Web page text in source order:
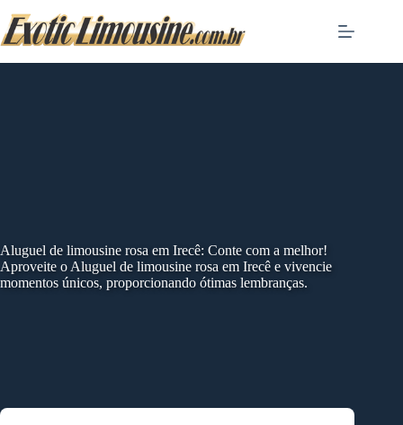
to
content
Aluguel de limousine rosa em Irecê: Conte com a melhor!
Aproveite o Aluguel de limousine rosa em Irecê e vivencie
momentos únicos, proporcionando ótimas lembranças.